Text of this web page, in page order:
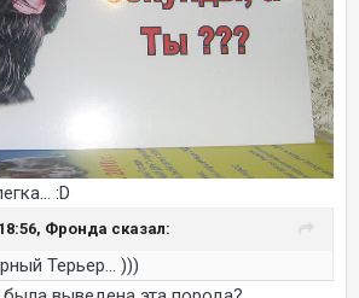
:D
Фронда сказал:
Терьер... )))